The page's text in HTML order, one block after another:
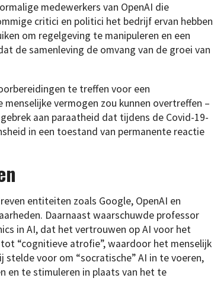
medewerkers van OpenAI die
critici en politici het bedrijf ervan hebben
om regelgeving te manipuleren en een
de samenleving de omvang van de groei van
te treffen voor een
vermogen zou kunnen overtreffen –
aan paraatheid dat tijdens de Covid-19-
in een toestand van permanente reactie
entiteiten zoals Google, OpenAI en
Daarnaast waarschuwde professor
in AI, dat het vertrouwen op AI voor het
“cognitieve atrofie”, waardoor het menselijk
voor om “socratische” AI in te voeren,
en te stimuleren in plaats van het te